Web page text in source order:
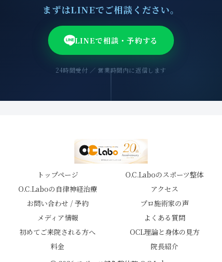
まずはLINEでご相談ください。
LINEで相談・予約する
24時間受付 ／ 営業時間内に返信します
トップページ
O.C.Laboのスポーツ整体
O.C.Laboの自律神経治療
アクセス
お問い合わせ / 予約
プロ施術家の声
メディア情報
よくある質問
初めてご来院される方へ
OCL理論と身体の見方
料金
院長紹介